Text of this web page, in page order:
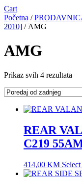
Cart
Početna /
2010] / AMG
AMG
Prikaz svih 4 rezultata
REAR
C219
414,00 KM